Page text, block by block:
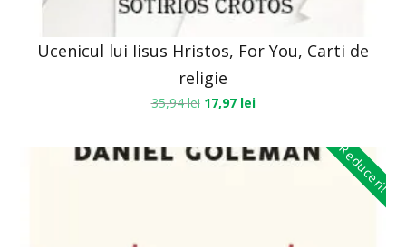
Ucenicul lui Iisus Hristos, For You, Carti de
religie
35,94lei 17,97 lei
Reduceri!